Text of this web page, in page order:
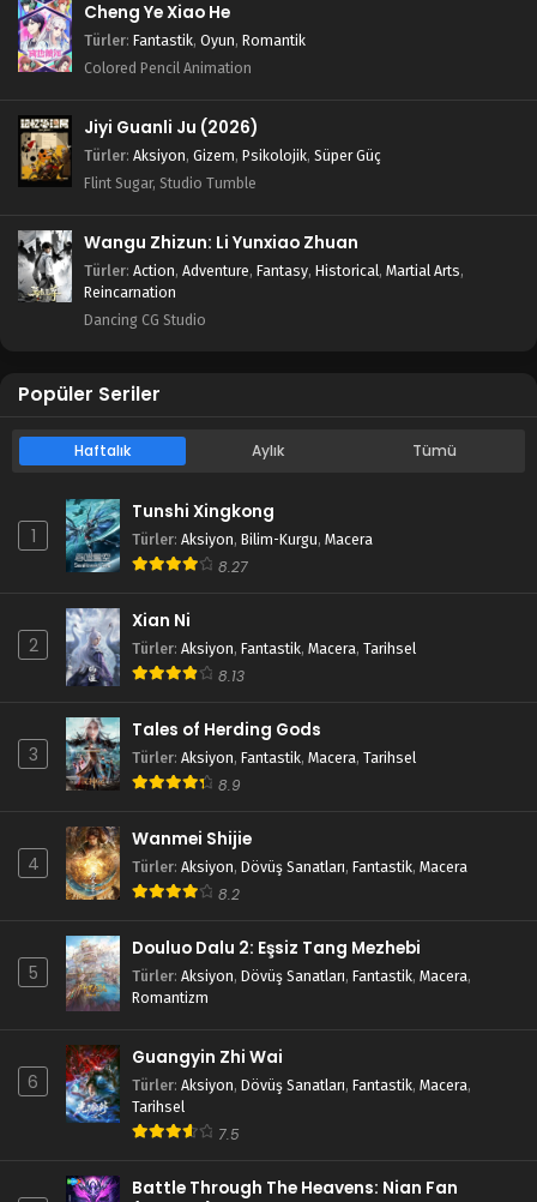
Cheng Ye Xiao He
Türler: Fantastik, Oyun, Romantik
Colored Pencil Animation
Jiyi Guanli Ju (2026)
Türler: Aksiyon, Gizem, Psikolojik, Süper Güç
Flint Sugar, Studio Tumble
Wangu Zhizun: Li Yunxiao Zhuan
Türler: Action, Adventure, Fantasy, Historical, Martial Arts,
Reincarnation
Dancing CG Studio
Popüler Seriler
Haftalık Aylık Tümü
1
Tunshi Xingkong
Türler: Aksiyon, Bilim-Kurgu, Macera
8.27
2
Xian Ni
Türler: Aksiyon, Fantastik, Macera, Tarihsel
8.13
3
Tales of Herding Gods
Türler: Aksiyon, Fantastik, Macera, Tarihsel
8.9
4
Wanmei Shijie
Türler: Aksiyon, Dövüş Sanatları, Fantastik, Macera
8.2
5
Douluo Dalu 2: Eşsiz Tang Mezhebi
Türler: Aksiyon, Dövüş Sanatları, Fantastik, Macera,
Romantizm
6
Guangyin Zhi Wai
Türler: Aksiyon, Dövüş Sanatları, Fantastik, Macera,
Tarihsel
7.5
Battle Through The Heavens: Nian Fan